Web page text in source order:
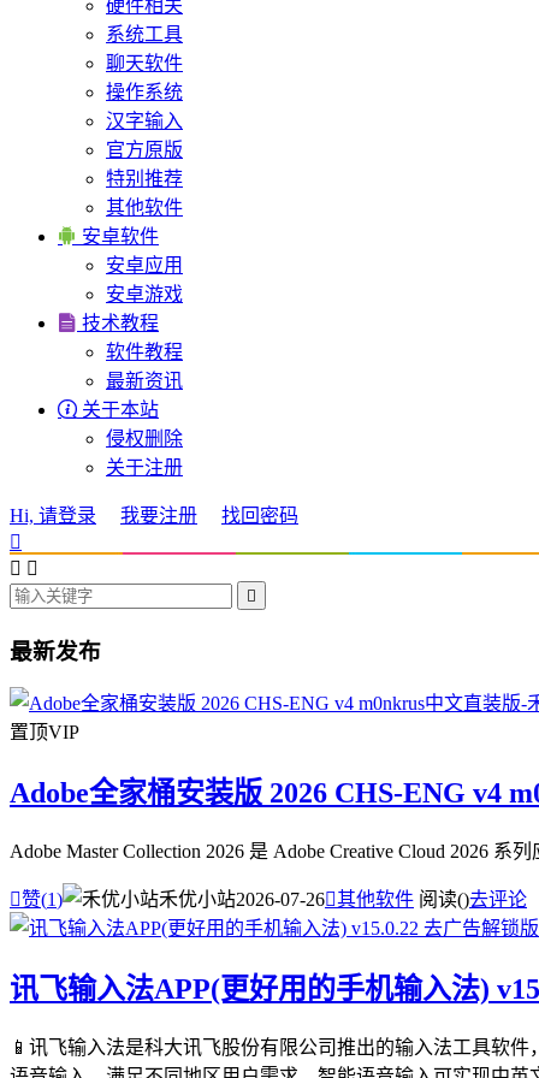
硬件相关
系统工具
聊天软件
操作系统
汉字输入
官方原版
特别推荐
其他软件
 安卓软件
安卓应用
安卓游戏
 技术教程
软件教程
最新资讯
 关于本站
侵权删除
关于注册
Hi, 请登录 我要注册
找回密码

 

最新发布
置顶VIP
Adobe全家桶安装版 2026 CHS-ENG v4
Adobe Master Collection 2026 是 Adobe Creative Cloud 2026
赞(1) 禾优小站2026-07-26其他软件 阅读()去评论
讯飞输入法APP(更好用的手机输入法)
📱讯飞输入法是科大讯飞股份有限公司推出的输入法工具软